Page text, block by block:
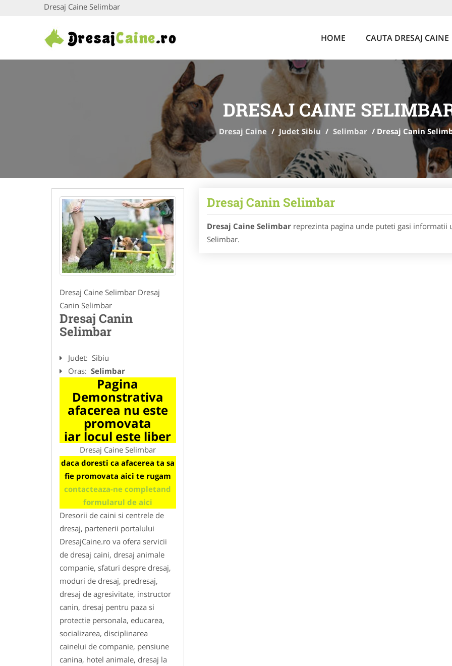
Dresaj Caine Selimbar
HOME CAUTA DRESAJ CAINE
DRESAJ CAINE
Dresaj Caine / Judet Sibiu / Selimbar / Dresaj Canin
Dresaj Caine Selimbar Dresaj
Canin Selimbar
Dresaj Canin
Selimbar
Judet: Sibiu
Oras: Selimbar
Pagina
Demonstrativa
afacerea nu este
promovata
iar locul este liber
Dresaj Caine Selimbar
daca doresti ca afacerea ta sa
fie promovata aici te rugam
contacteaza-ne completand
formularul de aici
Dresorii de caini si centrele de
dresaj, partenerii portalului
DresajCaine.ro va ofera servicii
de dresaj caini, dresaj animale
companie, sfaturi despre dresaj,
moduri de dresaj, predresaj,
dresaj de agresivitate, instructor
canin, dresaj pentru paza si
protectie personala, educarea,
socializarea, disciplinarea
cainelui de companie, pensiune
canina, hotel animale, dresaj la
Dresaj Canin Selimbar
Dresaj Caine Selimbarreprezinta pagina unde puteti gasi informatii
Selimbar.